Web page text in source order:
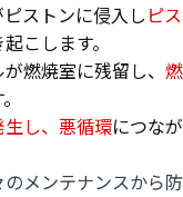
ストンに侵入し ピス
こします。
燃焼室に残留し、 燃
し、悪循環につなが
のメンテナンスから防